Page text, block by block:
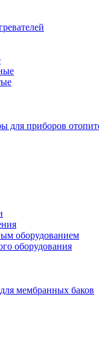
для приборов
оборудованием
оборудования
мембранных баков